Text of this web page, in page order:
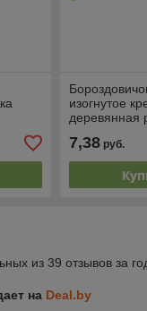
изогнутое
деревянная
7,38руб.
из 39 отзывов за
на Deal.by